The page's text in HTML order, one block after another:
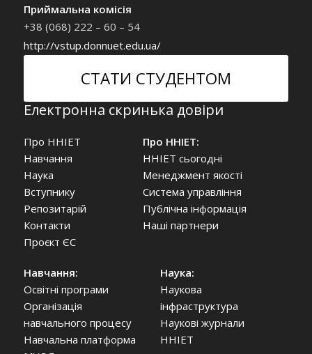
Приймальна комісія
+38 (068) 222 – 60 – 54
http://vstup.donnuet.edu.ua/
СТАТИ СТУДЕНТОМ
Електронна скринька довіри
Про ННІЕТ
Навчання
Наука
Вступнику
Репозитарій
Контакти
Проєкт ЄС
Про ННІЕТ:
ННІЕТ сьогодні
Менеджмент якості
Система управління
Публічна інформація
Наші партнери
Навчання:
Освітні програми
Організація
навчального процесу
Навчальна платформа
Наука:
Наукова
інфраструктура
Наукові журнали
ННІЕТ